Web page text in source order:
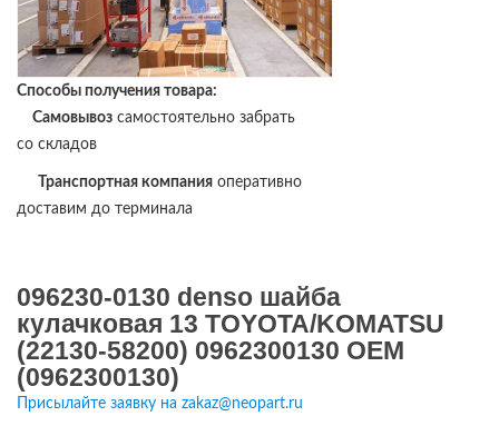
Способы получения товара:
Самовывоз самостоятельно забрать
со складов
Транспортная компания оперативно
доставим до терминала
096230-0130 denso шайба
кулачковая 13 TOYOTA/KOMATSU
(22130-58200) 0962300130 OEM
(0962300130)
Присылайте заявку на zakaz@neopart.ru